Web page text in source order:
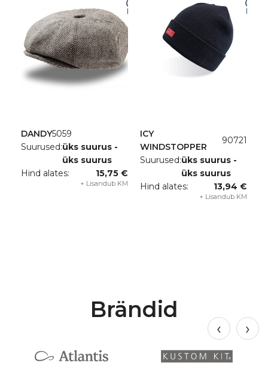
DANDY5059
Suurused:üks suurus -
üks suurus
Hind alates:
15,75 €
+ Lisandub KM
ICY
WINDSTOPPER
90721
Suurused:üks suurus -
üks suurus
Hind alates:
13,94 €
+ Lisandub KM
Brändid